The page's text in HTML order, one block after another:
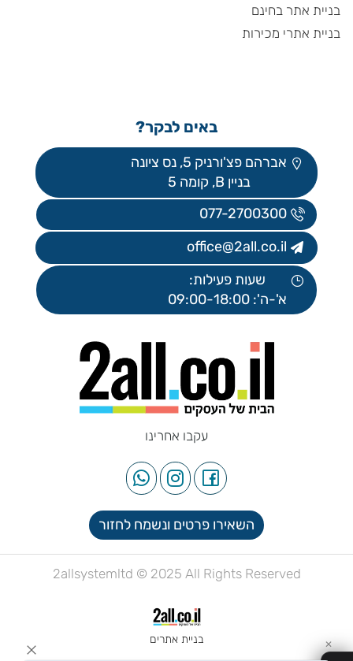
בניית אתר בחינם
בניית אתרי מכירות
באים לבקר?
אברהם פצ'ורניק 5, נס ציונה
בניין B, קומה 5
077-2700300
office@2all.co.il
שעות פעילות:
א'-ה': 09:00-18:00
עקבו אחרינו
השאירו פרטים ונשמח לחזור
2allsystemltd © 2025 All Rights Reserved
בניית אתרים ✕